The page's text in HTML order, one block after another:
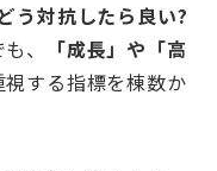
う対抗したら良い?
、
「成長」や「高
視する指標を棟数か